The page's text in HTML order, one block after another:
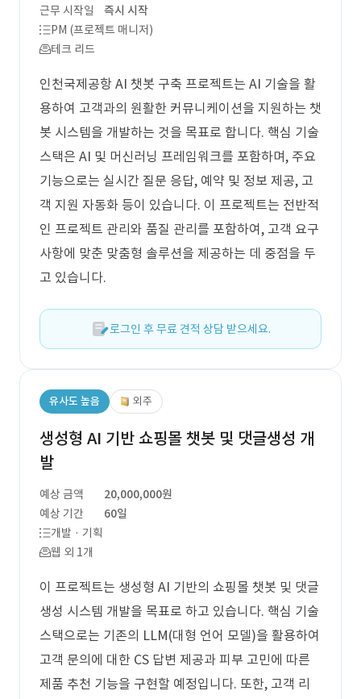
근무 시작일
즉시 시작
PM (프로젝트 매니저)
테크 리드
인천국제공항 AI 챗봇 구축 프로젝트는 AI 기술을 활
용하여 고객과의 원활한 커뮤니케이션을 지원하는 챗
봇 시스템을 개발하는 것을 목표로 합니다. 핵심 기술
스택은 AI 및 머신러닝 프레임워크를 포함하며, 주요
기능으로는 실시간 질문 응답, 예약 및 정보 제공, 고
객 지원 자동화 등이 있습니다. 이 프로젝트는 전반적
인 프로젝트 관리와 품질 관리를 포함하여, 고객 요구
사항에 맞춘 맞춤형 솔루션을 제공하는 데 중점을 두
고 있습니다.
로그인 후 무료 견적 상담 받으세요.
유사도 높음 외주
생성형 AI 기반 쇼핑몰 챗봇 및 댓글생성 개
발
예상 금액
20,000,000원
예상 기간
60일
개발 · 기획
웹 외 1개
이 프로젝트는 생성형 AI 기반의 쇼핑몰 챗봇 및 댓글
생성 시스템 개발을 목표로 하고 있습니다. 핵심 기술
스택으로는 기존의 LLM(대형 언어 모델)을 활용하여
고객 문의에 대한 CS 답변 제공과 피부 고민에 따른
제품 추천 기능을 구현할 예정입니다. 또한, 고객 리